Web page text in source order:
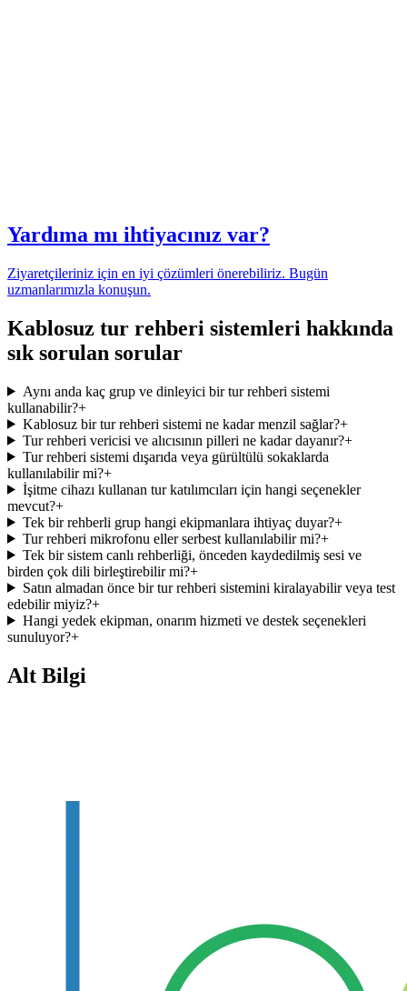
Yardıma mı ihtiyacınız var?
Ziyaretçileriniz için en iyi çözümleri önerebiliriz. Bugün
uzmanlarımızla konuşun.
Kablosuz tur rehberi sistemleri hakkında
sık sorulan sorular
Aynı anda kaç grup ve dinleyici bir tur rehberi sistemi
kullanabilir?+
Kablosuz bir tur rehberi sistemi ne kadar menzil sağlar?+
Tur rehberi vericisi ve alıcısının pilleri ne kadar dayanır?+
Tur rehberi sistemi dışarıda veya gürültülü sokaklarda
kullanılabilir mi?+
İşitme cihazı kullanan tur katılımcıları için hangi seçenekler
mevcut?+
Tek bir rehberli grup hangi ekipmanlara ihtiyaç duyar?+
Tur rehberi mikrofonu eller serbest kullanılabilir mi?+
Tek bir sistem canlı rehberliği, önceden kaydedilmiş sesi ve
birden çok dili birleştirebilir mi?+
Satın almadan önce bir tur rehberi sistemini kiralayabilir veya test
edebilir miyiz?+
Hangi yedek ekipman, onarım hizmeti ve destek seçenekleri
sunuluyor?+
Alt Bilgi